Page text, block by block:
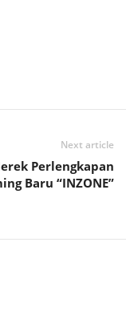
Next article
Perlengkapan
Baru “INZONE”